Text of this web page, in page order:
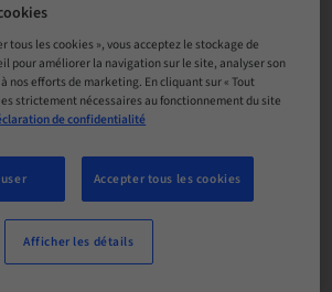
ligne
tous les cookies », vous acceptez le stockage de
pour améliorer la navigation sur le site, analyser son
nos efforts de marketing. En cliquant sur « Tout
strictement nécessaires au fonctionnement du site
de confidentialité
Accepter tous les cookies
Afficher les détails